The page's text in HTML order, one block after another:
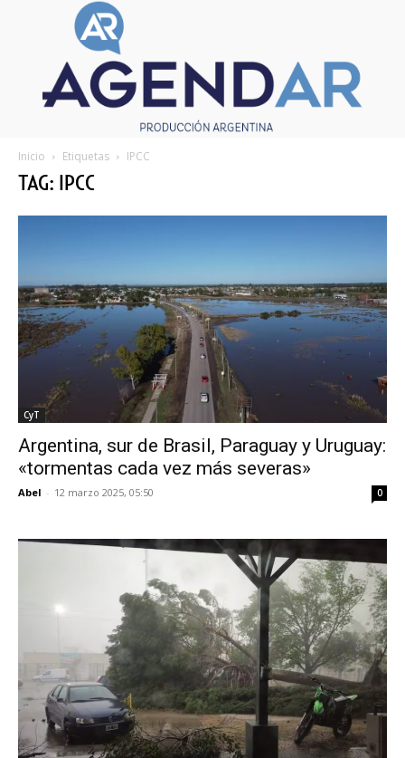
Inicio Etiquetas IPCC
TAG: IPCC
CyT
Argentina, sur de Brasil, Paraguay y Uruguay:
«tormentas cada vez más severas»
Abel - 12 marzo 2025, 05:50 0